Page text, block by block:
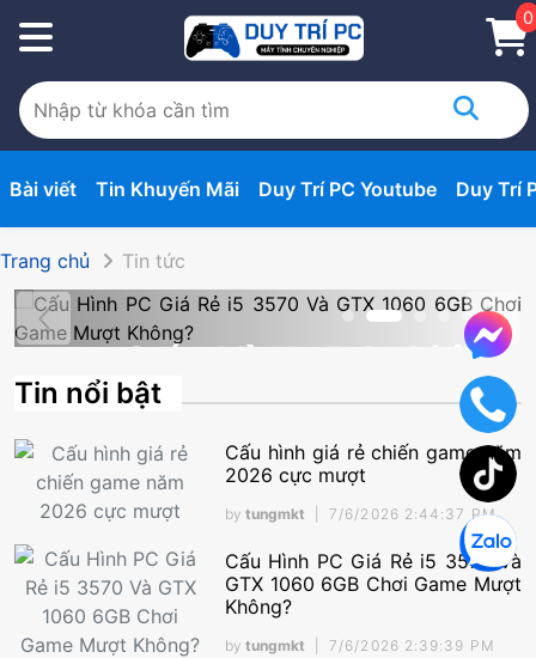
0
Bài viết Tin Khuyến Mãi Duy Trí PC Youtube Duy Trí
Trang chủ Tin tức
Giá
Và
So Sánh
5050 Và
3070 Ti:
Màn Hình
Chơi
Khỏe Hơn?
tungmkt
7/6/2026 2:36:13 PM
Tin nổi bật
Cấu hình giá rẻ chiến game năm
2026 cực mượt
by tungmkt 7/6/2026 2:44:37 PM
Cấu Hình PC Giá Rẻ i5 3570 Và
GTX 1060 6GB Chơi Game Mượt
Không?
by tungmkt 7/6/2026 2:39:39 PM